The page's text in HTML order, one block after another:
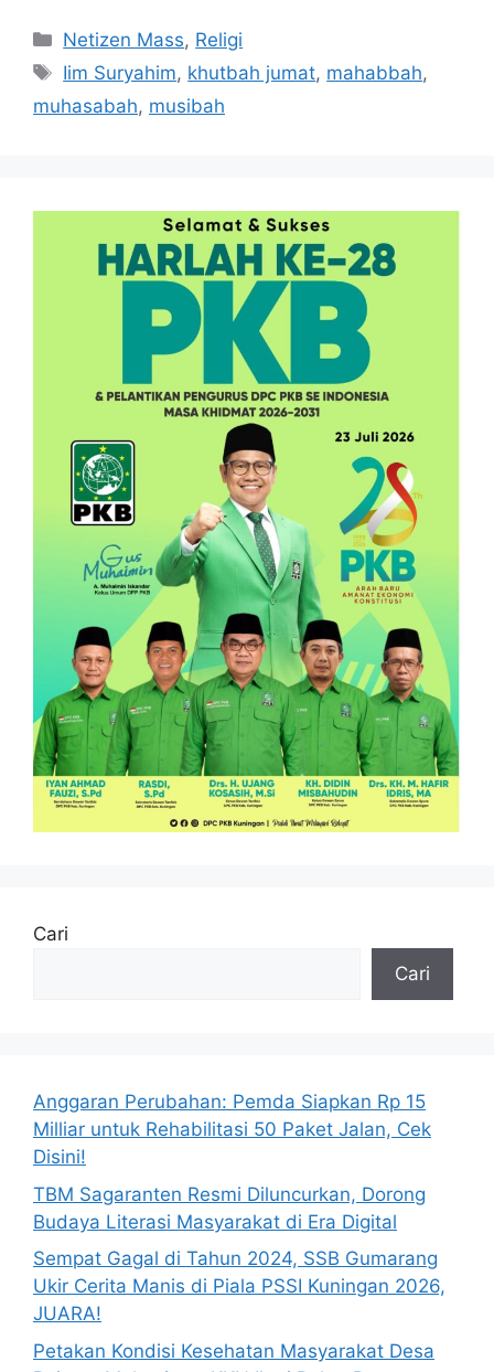
Kategori
Netizen Mass, Religi
Tag
Iim Suryahim, khutbah jumat, mahabbah,
muhasabah, musibah
Cari
Cari
Anggaran Perubahan: Pemda Siapkan Rp 15
Milliar untuk Rehabilitasi 50 Paket Jalan, Cek
Disini!
TBM Sagaranten Resmi Diluncurkan, Dorong
Budaya Literasi Masyarakat di Era Digital
Sempat Gagal di Tahun 2024, SSB Gumarang
Ukir Cerita Manis di Piala PSSI Kuningan 2026,
JUARA!
Petakan Kondisi Kesehatan Masyarakat Desa